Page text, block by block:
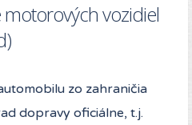
vozidiel
zo zahraničia
dopravy oficiálne, t.j.